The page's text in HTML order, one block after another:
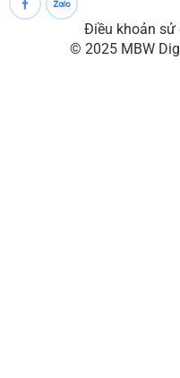
© 2025 MBW
Điều khoản sử